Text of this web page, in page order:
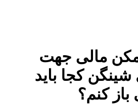
جهت
کجا باید